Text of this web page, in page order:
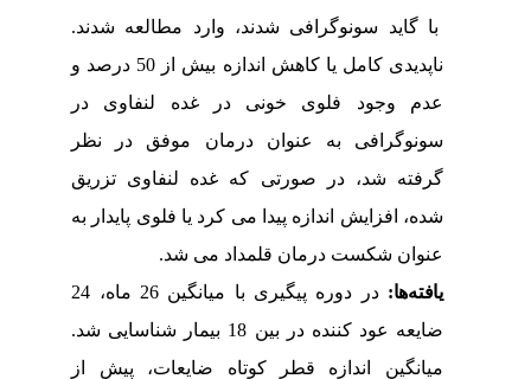
با گاید سونوگرافی شدند، وارد مطالعه شدند.
ناپدیدی کامل یا کاهش اندازه بیش از 50 درصد و
عدم وجود فلوی خونی در غده لنفاوی در
سونوگرافی به عنوان درمان موفق در نظر
گرفته شد، در صورتی که غده لنفاوی تزریق
شده، افزایش اندازه پیدا می کرد یا فلوی پایدار به
عنوان شکست درمان قلمداد می شد.
یافتهها:
در دوره پیگیری با میانگین 26 ماه، 24
ضایعه عود کننده در بین 18 بیمار شناسایی شد.
میانگین اندازه قطر کوتاه ضایعات، پیش از